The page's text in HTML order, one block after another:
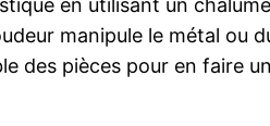
manipule le métal ou
des pièces pour en faire